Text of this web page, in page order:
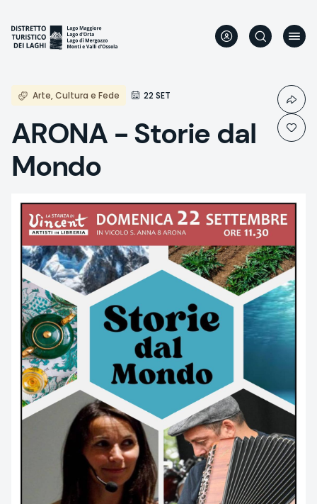
contenu
principal
Arte, Cultura e Fede 22 SET
ARONA - Storie dal
Mondo